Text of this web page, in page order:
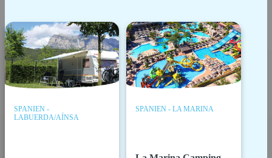
SPANIEN -
LABUERDA/AÍNSA
SPANIEN - LA MARINA